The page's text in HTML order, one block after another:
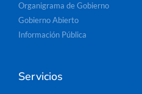
Organigrama de Gobierno
Gobierno Abierto
Información Pública
Servicios